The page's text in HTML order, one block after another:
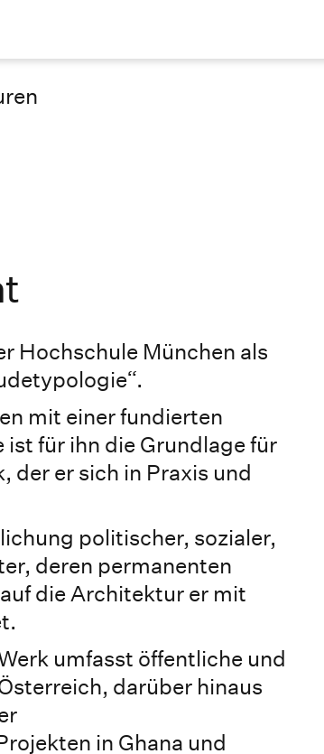
Hochschule München als
mit einer fundierten
für ihn die Grundlage für
der er sich in Praxis und
politischer, sozialer,
deren permanenten
die Architektur er mit
umfasst öffentliche und
darüber hinaus
in Ghana und